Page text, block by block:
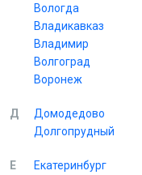
Вологда
Владикавказ
Владимир
Волгоград
Воронеж
Д
Домодедово
Долгопрудный
Е Екатеринбург